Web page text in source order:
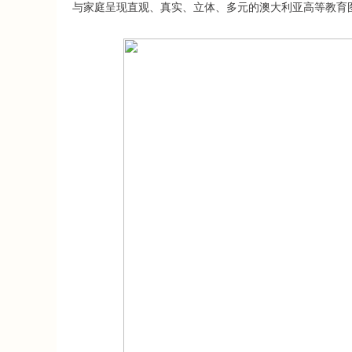
与家庭呈现直观、真实、立体、多元的澳大利亚高等教育